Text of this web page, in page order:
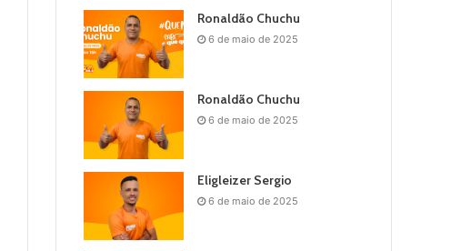
Ronaldão Chuchu
6 de maio de 2025
Ronaldão Chuchu
6 de maio de 2025
Eligleizer Sergio
6 de maio de 2025